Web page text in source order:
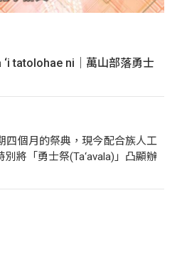
‘i tatolohae ni｜萬山部落勇士
四個月的祭典，現今配合族人工
將「勇士祭(Ta‘avala)」凸顯辦